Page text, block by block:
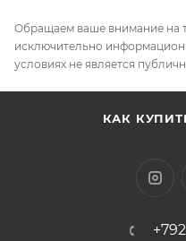
Обращаем ваше внимание на
исключительно
условиях не является
КАК